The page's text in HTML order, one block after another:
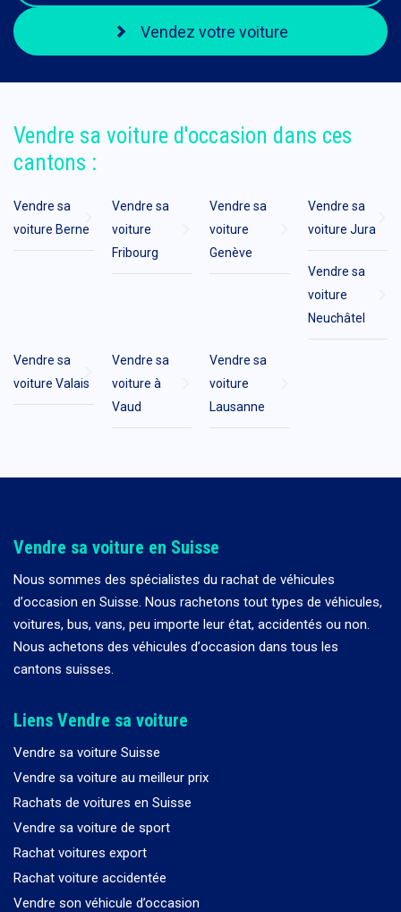
Vendez votre voiture
Vendre sa voiture d'occasion dans ces
cantons :
Vendre sa
voiture Berne
Vendre sa
voiture
Fribourg
Vendre sa
voiture
Genève
Vendre sa
voiture Jura
Vendre sa
voiture
Neuchâtel
Vendre sa
voiture Valais
Vendre sa
voiture à
Vaud
Vendre sa
voiture
Lausanne
Vendre sa voiture en Suisse
Nous sommes des spécialistes du rachat de véhicules
d’occasion en Suisse. Nous rachetons tout types de véhicules,
voitures, bus, vans, peu importe leur état, accidentés ou non.
Nous achetons des véhicules d’occasion dans tous les
cantons suisses.
Liens Vendre sa voiture
Vendre sa voiture Suisse
Vendre sa voiture au meilleur prix
Rachats de voitures en Suisse
Vendre sa voiture de sport
Rachat voitures export
Rachat voiture accidentée
Vendre son véhicule d’occasion